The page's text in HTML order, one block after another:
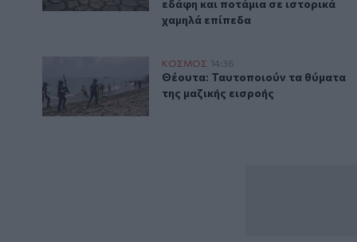
εδάφη και ποτάμια σε ιστορικά
χαμηλά επίπεδα
Θέουτα: Ταυτοποιούν τα θύματα της μαζικής εισροής
ΚΟΣΜΟΣ 14:36
Θέουτα: Ταυτοποιούν τα θύματα
Θέουτα: Ταυτοποιούν τα θύματα
της μαζικής εισροής